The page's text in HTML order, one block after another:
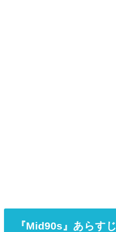
『Mid90s』あらすじ